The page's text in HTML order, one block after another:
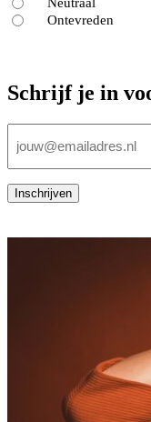
Ontevreden
Schrijf je in
mailadres
Inschrijven